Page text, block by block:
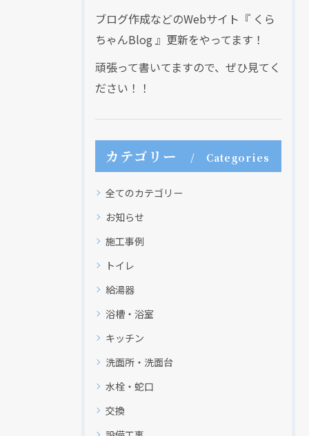
ブログ作成などのWebサイト『 くら
ちゃんBlog 』更新をやってます！
頑張って書いてますので、ぜひ見てく
ださい！！
カテゴリー Categories
全てのカテゴリー
お知らせ
施工事例
トイレ
給湯器
浴槽・浴室
キッチン
洗面所・洗面台
水栓・蛇口
交換